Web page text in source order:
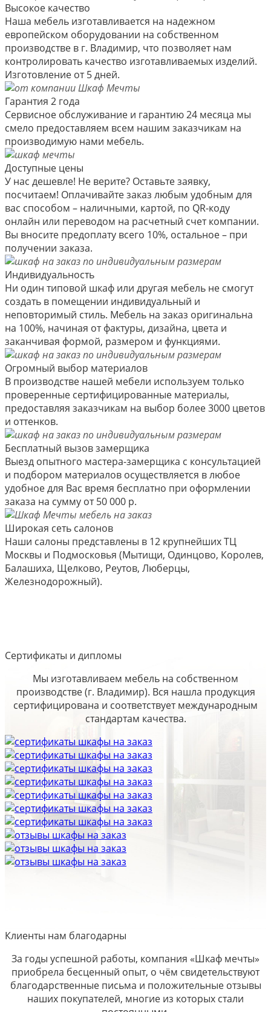
Высокое качество
Наша мебель изготавливается на надежном
европейском оборудовании на собственном
производстве в г. Владимир, что позволяет нам
контролировать качество изготавливаемых изделий.
Изготовление от 5 дней.
Гарантия 2 года
Сервисное обслуживание и гарантию 24 месяца мы
смело предоставляем всем нашим заказчикам на
производимую нами мебель.
Доступные цены
У нас дешевле! Не верите? Оставьте заявку,
посчитаем! Оплачивайте заказ любым удобным для
вас способом – наличными, картой, по QR-коду
онлайн или переводом на расчетный счет компании.
Вы вносите предоплату всего 10%, остальное – при
получении заказа.
Индивидуальность
Ни один типовой шкаф или другая мебель не смогут
создать в помещении индивидуальный и
неповторимый стиль. Мебель на заказ оригинальна
на 100%, начиная от фактуры, дизайна, цвета и
заканчивая формой, размером и функциями.
Огромный выбор материалов
В производстве нашей мебели используем только
проверенные сертифицированные материалы,
предоставляя заказчикам на выбор более 3000 цветов
и оттенков.
Бесплатный вызов замерщика
Выезд опытного мастера-замерщика с консультацией
и подбором материалов осуществляется в любое
удобное для Вас время бесплатно при оформлении
заказа на сумму от 50 000 р.
Широкая сеть салонов
Наши салоны представлены в 12 крупнейших ТЦ
Москвы и Подмосковья (Мытищи, Одинцово, Королев,
Балашиха, Щелково, Реутов, Люберцы,
Железнодорожный).
Сертификаты и дипломы
Мы изготавливаем мебель на собственном
производстве (г. Владимир). Вся нашла продукция
сертифицирована и соответствует международным
стандартам качества.
Клиенты нам благодарны
За годы успешной работы, компания «Шкаф мечты»
приобрела бесценный опыт, о чём свидетельствуют
благодарственные письма и положительные отзывы
наших покупателей, многие из которых стали